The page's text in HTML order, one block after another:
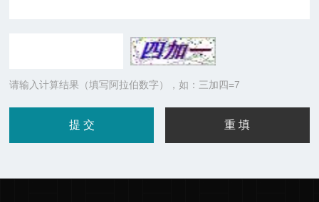
请输入计算结果（填写阿拉伯数字），如：三加四=7